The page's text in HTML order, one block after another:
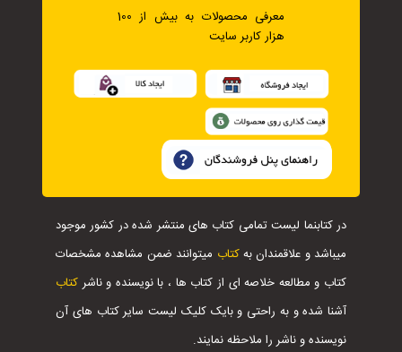
معرفی محصولات به بیش از 100
هزار کاربر سایت
در کتابنما لیست تمامی کتاب های منتشر شده در کشور موجود
میباشد و علاقمندان بهکتاب میتوانند ضمن مشاهده مشخصات
کتاب و مطالعه خلاصه ای از کتاب ها ، با نویسنده و ناشر کتاب
آشنا شده و به راحتی و بایک کلیک لیست سایر کتاب های آن
نویسنده و ناشر را ملاحظه نمایند.